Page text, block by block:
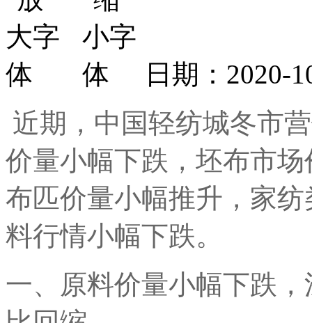
日期：
近期，中国轻纺城冬市
价量小幅下跌，坯布市
布匹价量小幅推升，家
料行情小幅下跌。
一、原料价量小幅下跌